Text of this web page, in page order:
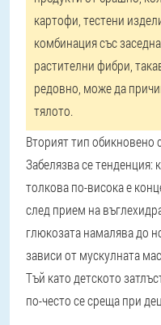
картофи, тестени
комбинация със
растителни фибри,
редовно, може да
тялото.
Вторият тип обикновено
Забелязва се тенденция:
толкова по-висока е
след прием на
глюкозата намалява до
зависи от мускулната
Тъй като детското
по-често се среща при